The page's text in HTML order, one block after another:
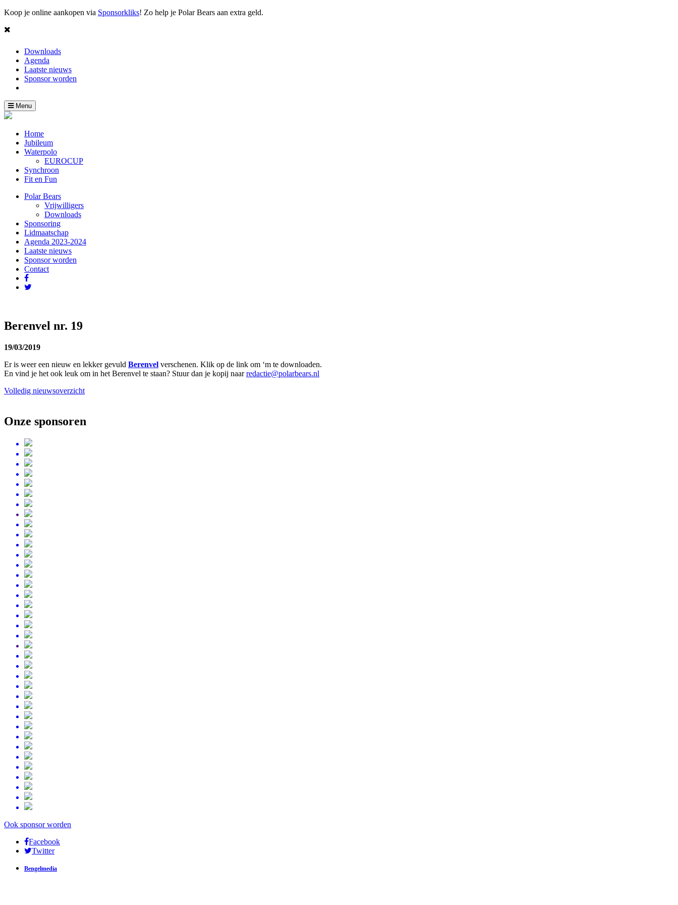
Koop je online aankopen via Sponsorkliks! Zo help je Polar Bears aan extra geld.
Downloads
Agenda
Laatste nieuws
Sponsor worden
Toggle
navigation
Menu
Home
Jubileum
Waterpolo
EUROCUP
Synchroon
Fit en Fun
Polar Bears
Vrijwilligers
Downloads
Sponsoring
Lidmaatschap
Agenda 2023-2024
Laatste nieuws
Sponsor worden
Contact
Berenvel nr. 19
19/03/2019
Er is weer een nieuw en lekker gevuld Berenvel verschenen. Klik op de link om ‘m te downloaden.
En vind je het ook leuk om in het Berenvel te staan? Stuur dan je kopij naarredactie@polarbears.nl
Volledig nieuwsoverzicht
Onze sponsoren
Ook sponsor worden
Facebook
Twitter
Bengelmedia